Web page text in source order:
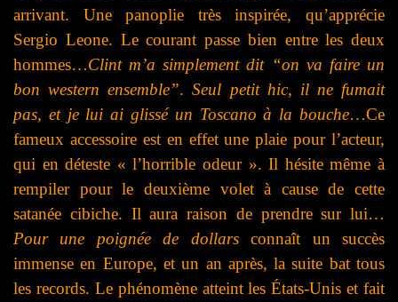
arrivant. Une panoplie très inspirée, qu’apprécie
Sergio Leone. Le courant passe bien entre les deux
hommes…Clint m’a simplement dit “on va faire un
bon western ensemble”.Seul petit hic, il ne fumait
pas, et je lui ai glissé un Toscano à la bouche…Ce
fameux accessoire est en effet une plaie pour l’acteur,
qui en déteste « l’horrible odeur ». Il hésite même à
rempiler pour le deuxième volet à cause de cette
satanée cibiche. Il aura raison de prendre sur lui…
Pour une poignée de dollarsconnaît un succès
immense en Europe, et un an après, la suite bat tous
les records. Le phénomène atteint les États-Unis et fait